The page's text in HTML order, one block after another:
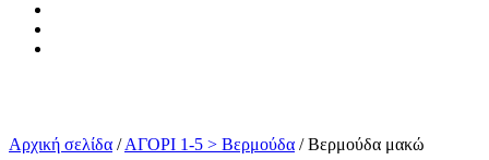
Αρχική σελίδα / ΑΓΟΡΙ 1-5 > Βερμούδα /Βερμούδα μακώ